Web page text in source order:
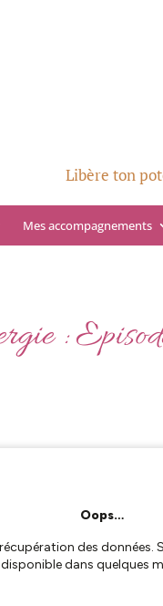
Libère ton
Mes accompagnements
: